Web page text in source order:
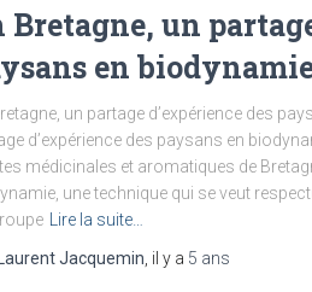
Bretagne, un
en
un partage d’expérience des
d’expérience des paysans en
médicinales et aromatiques de
une technique qui se veut
Lire la suite…
Laurent Jacquemin , il y a 5 ans